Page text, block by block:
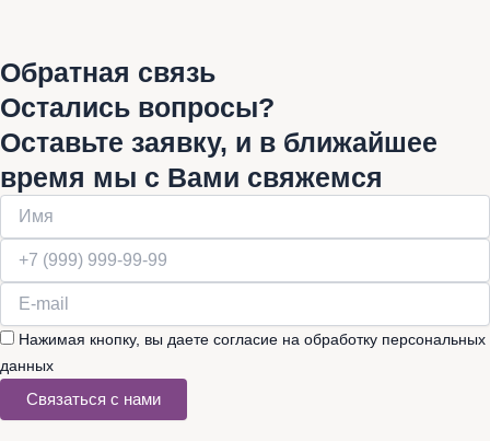
Обратная связь
Остались вопросы?
Оставьте заявку, и в ближайшее
время мы с Вами свяжемся
Нажимая кнопку, вы даете согласие на обработку персональных
данных
Связаться с нами